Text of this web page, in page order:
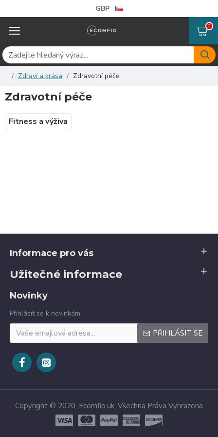
GBP
0
Zdraví a krása Zdravotní péče
Zdravotní péče
Fitness a výživa
Informace pro vás
Užitečné informace
Novinky
Přihlásit se k novinkám
PŘIHLÁSIT SE
Copyright © 2020, Ecomfio.uk, Všechna Práva Vyhrazena